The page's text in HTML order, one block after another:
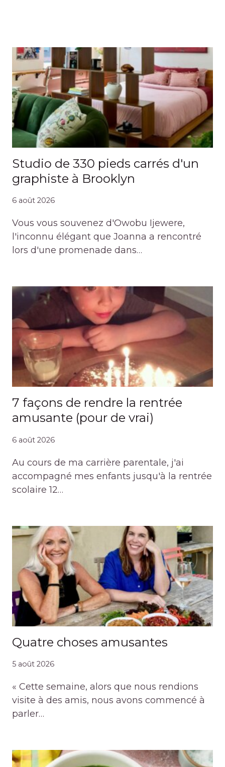
Studio de 330 pieds carrés d'un
graphiste à Brooklyn
6 août 2026
Vous vous souvenez d'Owobu Ijewere,
l'inconnu élégant que Joanna a rencontré
lors d'une promenade dans…
7 façons de rendre la rentrée
amusante (pour de vrai)
6 août 2026
Au cours de ma carrière parentale, j'ai
accompagné mes enfants jusqu'à la rentrée
scolaire 12…
Quatre choses amusantes
5 août 2026
« Cette semaine, alors que nous rendions
visite à des amis, nous avons commencé à
parler…